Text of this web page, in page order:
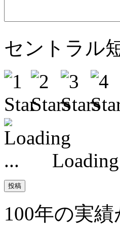
セントラル
100年の実